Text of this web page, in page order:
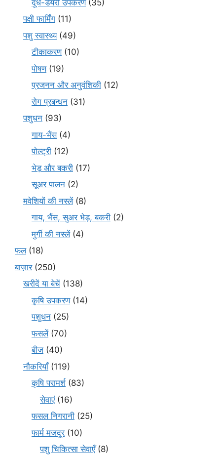
दूध-डेयरी उपकरण(35)
पक्षी फार्मिंग (11)
पशु स्वास्थ्य(49)
टीकाकरण(10)
पोषण(19)
प्रजनन और अनुवंशिकी (12)
रोग प्रबन्धन (31)
पशुधन (93)
गाय-भैंस(4)
पोल्ट्री (12)
भेड़ और बकरी (17)
सूअर पालन (2)
मवेशियों की नस्लें(8)
गाय, भैंस, सुअर भेड़, बकरी (2)
मुर्गी की नस्लें(4)
फल(18)
बाज़ार(250)
खरीदें या बेचें (138)
कृषि उपकरण(14)
पशुधन (25)
फसलें(70)
बीज (40)
नौकरियाँ(119)
कृषि परामर्श(83)
सेवाएं(16)
फसल निगरानी (25)
फार्म मजदूर(10)
पशु चिकित्सा सेवाएँ(8)